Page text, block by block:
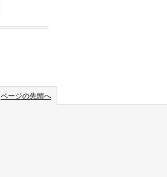
ページの先頭へ